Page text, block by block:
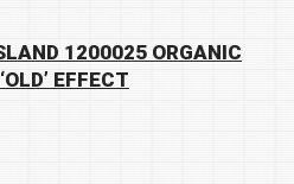
1200025 ORGANIC
EFFECT